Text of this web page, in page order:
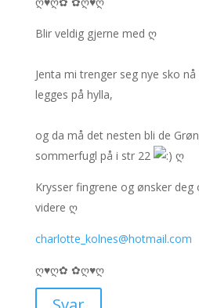
Blir veldig gjerne med ღ
Jenta mi trenger seg nye sko
legges på hylla,
og da må det nesten bli de
sommerfugl på i str 22
ღ
Krysser fingrene og ønsker deg
videre ღ
charlotte_kolnes@hotmail.com
ღ♥ღ✿ ✿ღ♥ღ